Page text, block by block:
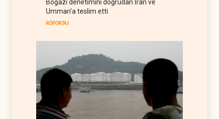
ilk kez durdurdu
BATI YARIM KÜRE
Boğazı denetimini doğrudan İran ve
Umman'a teslim etti
RÖPORTAJ